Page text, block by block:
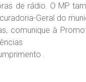
de rádio. O MP
Geral do
comunique à
.